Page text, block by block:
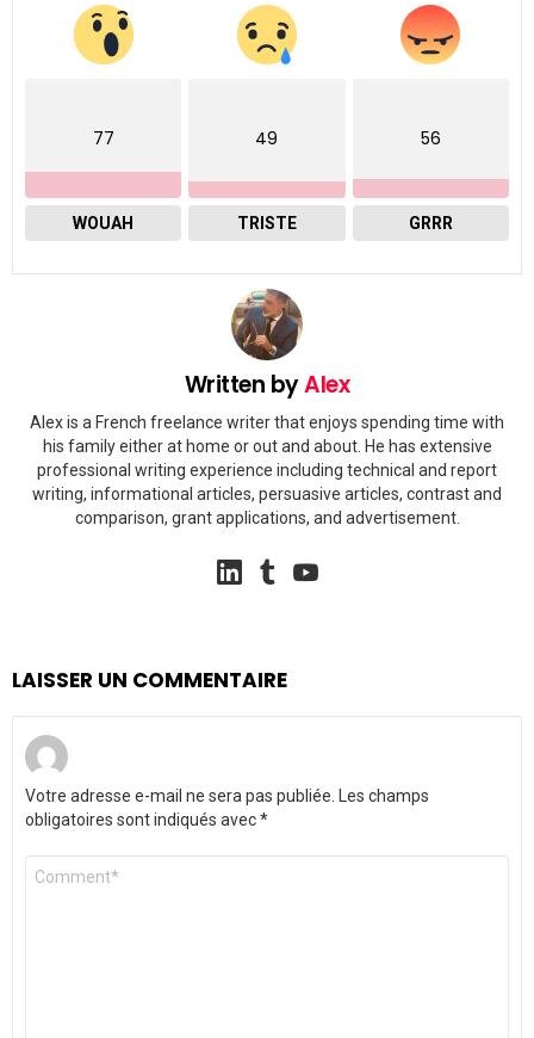
77
WOUAH
49
TRISTE
56
GRRR
Written byAlex
Alex is a French freelance writer that enjoys spending time with
his family either at home or out and about. He has extensive
professional writing experience including technical and report
writing, informational articles, persuasive articles, contrast and
comparison, grant applications, and advertisement.
linkedin
LAISSER UN COMMENTAIRE
Votre adresse e-mail ne sera pas publiée. Les champs
obligatoires sont indiqués avec*
Commentaire